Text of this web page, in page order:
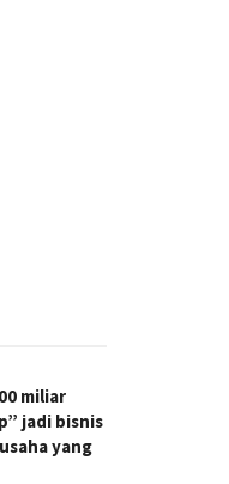
miliar
jadi bisnis
yang